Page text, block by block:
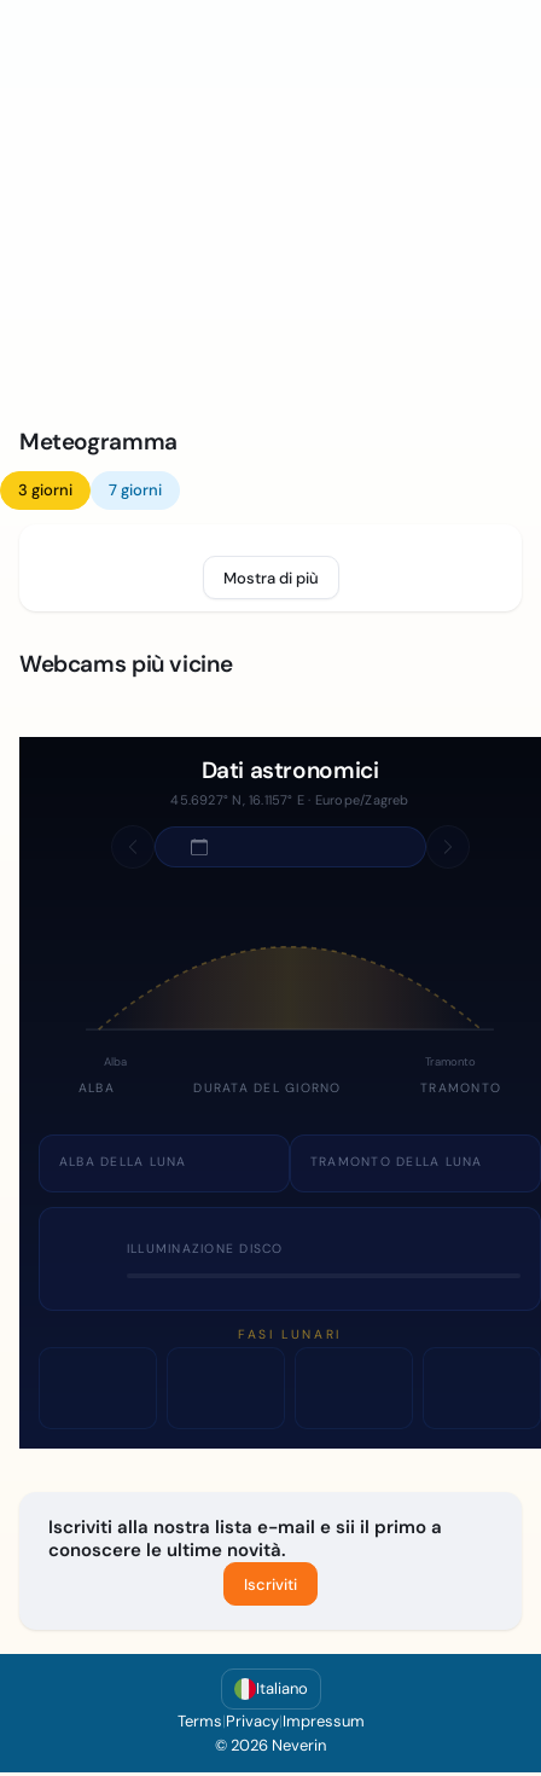
Meteogramma
3 giorni 7 giorni
Mostra di più
Webcams più vicine
Dati astronomici
45.6927° N, 16.1157° E · Europe/Zagreb
Alba Tramonto
ALBA DURATA DEL GIORNO TRAMONTO
ALBA DELLA LUNA TRAMONTO DELLA LUNA
ILLUMINAZIONE DISCO
FASI LUNARI
Iscriviti alla nostra lista e-mail e sii il primo a
conoscere le ultime novità.
Iscriviti
Italiano
Terms|Privacy|Impressum
© 2026 Neverin